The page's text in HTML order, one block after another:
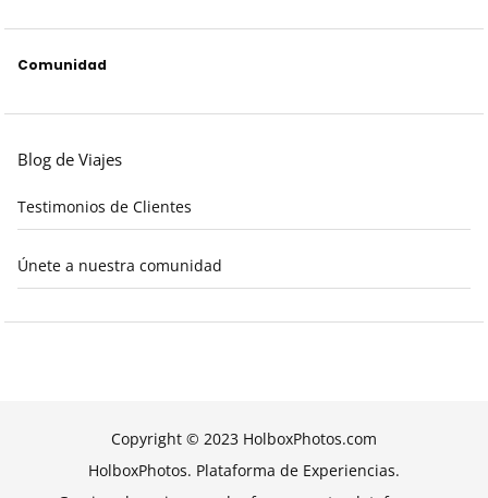
Comunidad
Blog de Viajes
Testimonios de Clientes
Únete a nuestra comunidad
Copyright © 2023 HolboxPhotos.com
HolboxPhotos. Plataforma de Experiencias.